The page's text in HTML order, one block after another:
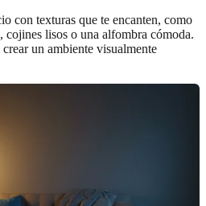
con texturas que te encanten, como
cojines lisos o una alfombra cómoda.
un ambiente visualmente